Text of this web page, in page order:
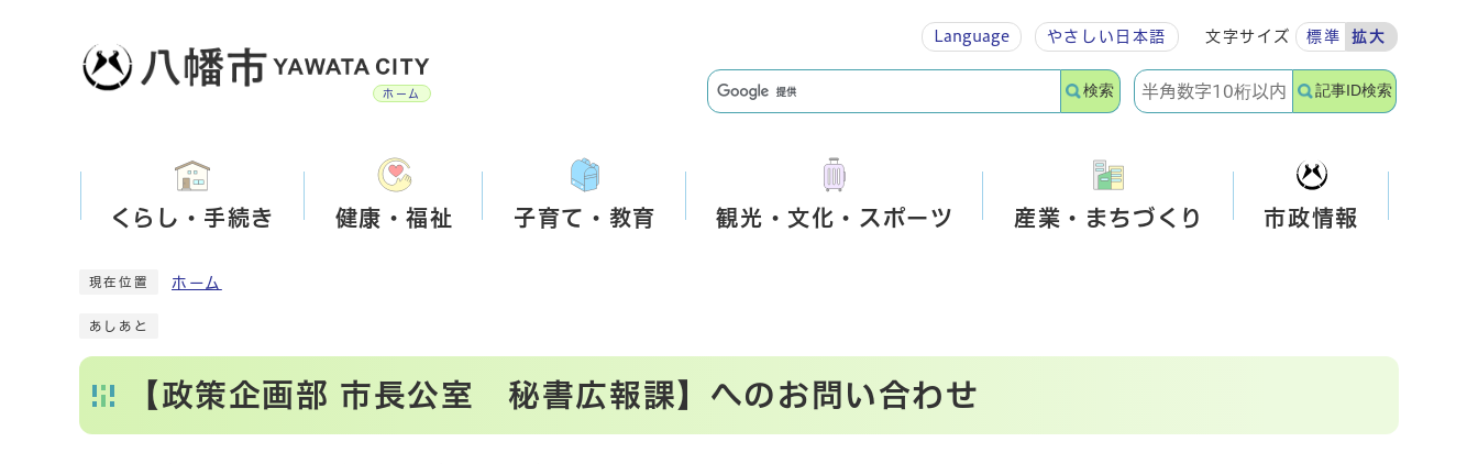
ホーム
Language やさしい 日本語 文字サイズ 標準 拡大
検索 記事ID検索
くらし・手続き 健康・福祉 子育て・教育 観光・文化・スポーツ 産業・まちづくり 市政情報
現在位置 ホーム
あしあと
【政策企画部 市長公室 秘書広報課】へのお問い合わせ